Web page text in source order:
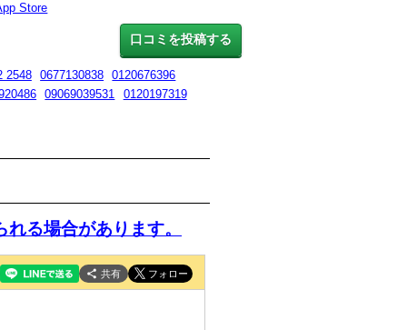
口コミを投稿する
Store
2548 0677130838
0120676396
09069039531
0120197319
る場合があります。
共有